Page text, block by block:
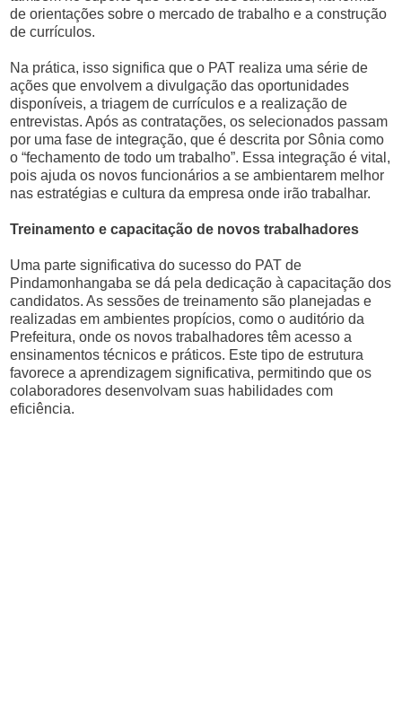
de orientações sobre o mercado de trabalho e a construção
de currículos.
Na prática, isso significa que o PAT realiza uma série de
ações que envolvem a divulgação das oportunidades
disponíveis, a triagem de currículos e a realização de
entrevistas. Após as contratações, os selecionados passam
por uma fase de integração, que é descrita por Sônia como
o “fechamento de todo um trabalho”. Essa integração é vital,
pois ajuda os novos funcionários a se ambientarem melhor
nas estratégias e cultura da empresa onde irão trabalhar.
Treinamento e capacitação de novos trabalhadores
Uma parte significativa do sucesso do PAT de
Pindamonhangaba se dá pela dedicação à capacitação dos
candidatos. As sessões de treinamento são planejadas e
realizadas em ambientes propícios, como o auditório da
Prefeitura, onde os novos trabalhadores têm acesso a
ensinamentos técnicos e práticos. Este tipo de estrutura
favorece a aprendizagem significativa, permitindo que os
colaboradores desenvolvam suas habilidades com
eficiência.